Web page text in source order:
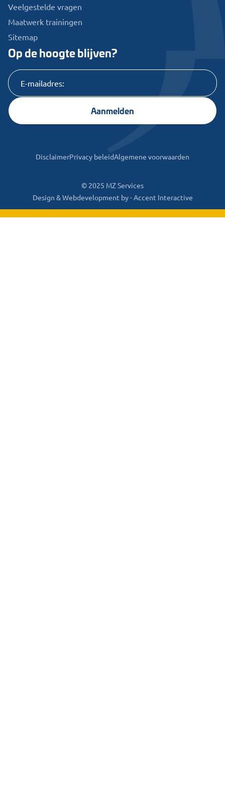
Veelgestelde vragen
Maatwerk trainingen
Sitemap
Op de hoogte blijven?
Aanmelden
© 2025 MZ Services
Design & Webdevelopment by -Accent Interactive
DisclaimerPrivacy beleidAlgemene voorwaarden